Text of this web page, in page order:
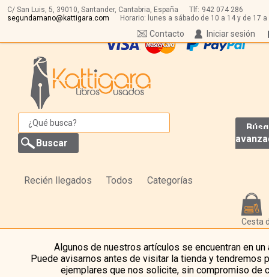
C/ San Luis, 5, 39010, Santander, Cantabria, España Tlf: 942 074 286
segundamano@kattigara.com
Horario: lunes a sábado de 10 a 14 y de 17 a
Iniciar sesión
Contacto
Recién llegados Todos Categorías
Cesta
Algunos de nuestros artículos se encuentran en un
Puede avisarnos antes de visitar la tienda y tendremos
ejemplares que nos solicite, sin compromiso de